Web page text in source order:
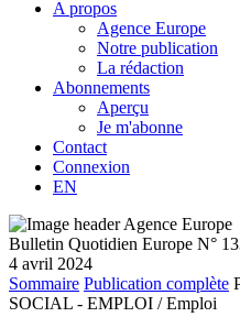
A propos
Agence Europe
Notre publication
La rédaction
Abonnements
Aperçu
Je m'abonne
Contact
Connexion
EN
Bulletin Quotidien Europe N°
4 avril 2024
Sommaire Publication complète
SOCIAL - EMPLOI / Emploi